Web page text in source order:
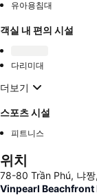
유아용침대
객실 내 편의 시설
다리미대
더보기
스포츠 시설
피트니스
위치
78-80 Trần Phú, 냐
Vinpearl Beachfront